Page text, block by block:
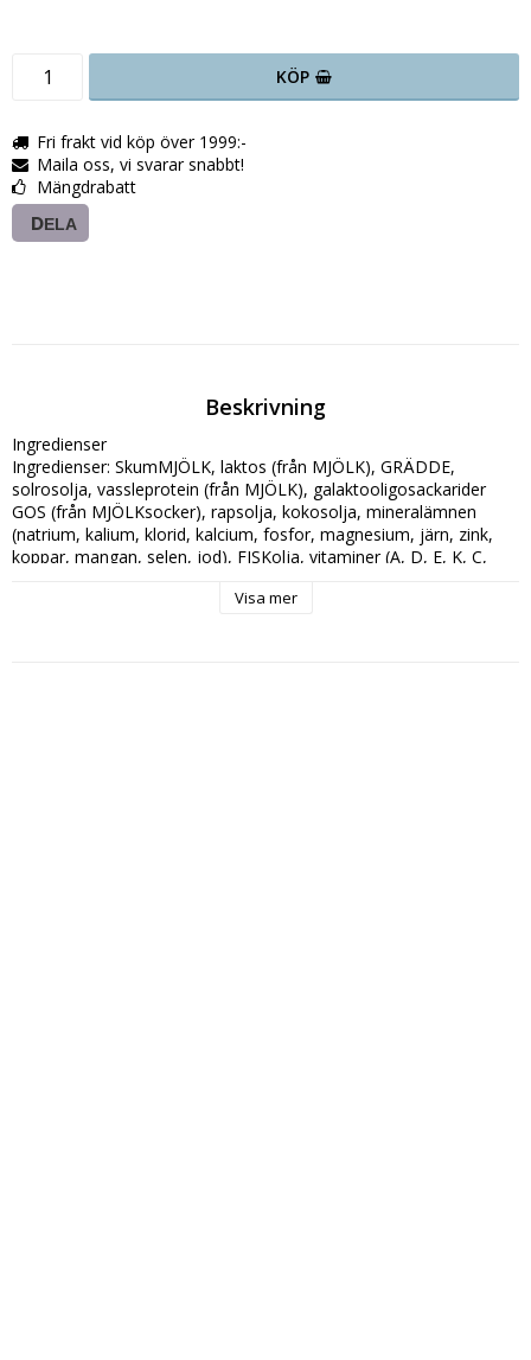
KÖP
Fri frakt vid köp över 1999:-
Maila oss, vi svarar snabbt!
Mängdrabatt
DELA
Beskrivning
Ingredienser
Ingredienser: SkumMJÖLK, laktos (från MJÖLK), GRÄDDE,
solrosolja, vassleprotein (från MJÖLK), galaktooligosackarider
GOS (från MJÖLKsocker), rapsolja, kokosolja, mineralämnen
(natrium, kalium, klorid, kalcium, fosfor, magnesium, järn, zink,
koppar, mangan, selen, jod), FISKolja, vitaminer (A, D, E, K, C,
kolin, emulgeringsmedel (SOJAlecitin), veg. olja från Mortierella
Visa mer